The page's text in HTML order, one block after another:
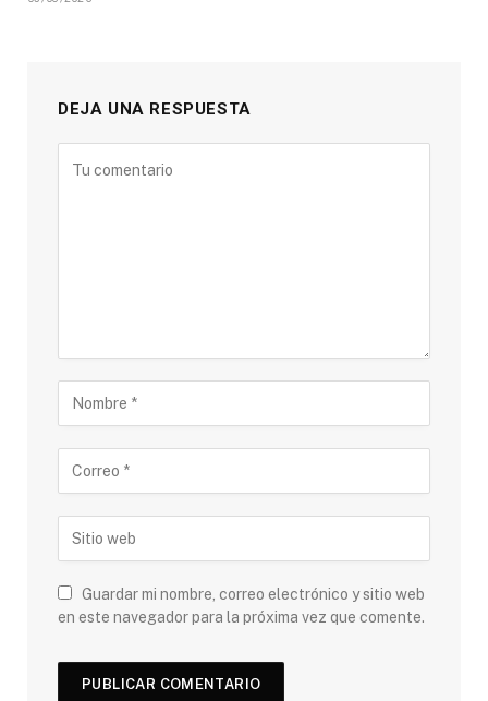
DEJA UNA RESPUESTA
Guardar mi nombre, correo electrónico y sitio web
en este navegador para la próxima vez que comente.